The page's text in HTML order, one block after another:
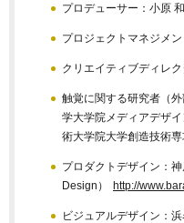
プロデューサー：小原
プロジェクトマネジメ
クリエイティブディレ
触覚に関する研究者（
学大学院メディアデザ
術大学院大学創造技術専
プロダクトデザイン：
Design）
http://
ビジュアルデザイン：